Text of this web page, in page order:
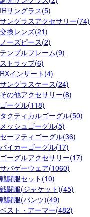
IRサングラス(5)
サングラスアクセサリー(74)
交換レンズ(21)
ノーズピース(2)
テンプルフレーム(9)
ストラップ(6)
RXインサート(4)
サングラスケース(24)
その他アクセサリー(8)
ゴーグル(118)
タクティカルゴーグル(50)
メッシュゴーグル(5)
セーフティゴーグル(36)
バイカーゴーグル(17)
ゴーグルアクセサリー(17)
サバゲーウェア(1060)
戦闘服セット(10)
戦闘服(ジャケット)(45)
戦闘服(パンツ)(49)
ベスト・アーマー(482)